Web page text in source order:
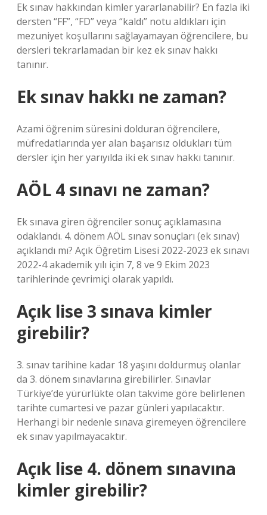
Ek sınav hakkından kimler yararlanabilir? En fazla iki
dersten “FF”, “FD” veya “kaldı” notu aldıkları için
mezuniyet koşullarını sağlayamayan öğrencilere, bu
dersleri tekrarlamadan bir kez ek sınav hakkı
tanınır.
Ek sınav hakkı ne zaman?
Azami öğrenim süresini dolduran öğrencilere,
müfredatlarında yer alan başarısız oldukları tüm
dersler için her yarıyılda iki ek sınav hakkı tanınır.
AÖL 4 sınavı ne zaman?
Ek sınava giren öğrenciler sonuç açıklamasına
odaklandı. 4. dönem AÖL sınav sonuçları (ek sınav)
açıklandı mı? Açık Öğretim Lisesi 2022-2023 ek sınavı
2022-4 akademik yılı için 7, 8 ve 9 Ekim 2023
tarihlerinde çevrimiçi olarak yapıldı.
Açık lise 3 sınava kimler
girebilir?
3. sınav tarihine kadar 18 yaşını doldurmuş olanlar
da 3. dönem sınavlarına girebilirler. Sınavlar
Türkiye’de yürürlükte olan takvime göre belirlenen
tarihte cumartesi ve pazar günleri yapılacaktır.
Herhangi bir nedenle sınava giremeyen öğrencilere
ek sınav yapılmayacaktır.
Açık lise 4. dönem sınavına
kimler girebilir?